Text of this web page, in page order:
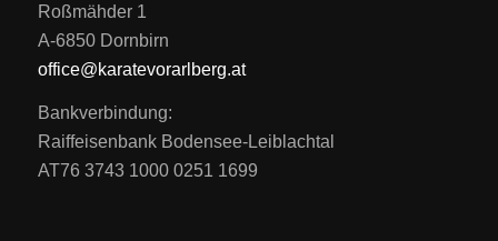
Roßmähder 1
A-6850 Dornbirn
office@karatevorarlberg.at
Bankverbindung:
Raiffeisenbank Bodensee-Leiblachtal
AT76 3743 1000 0251 1699